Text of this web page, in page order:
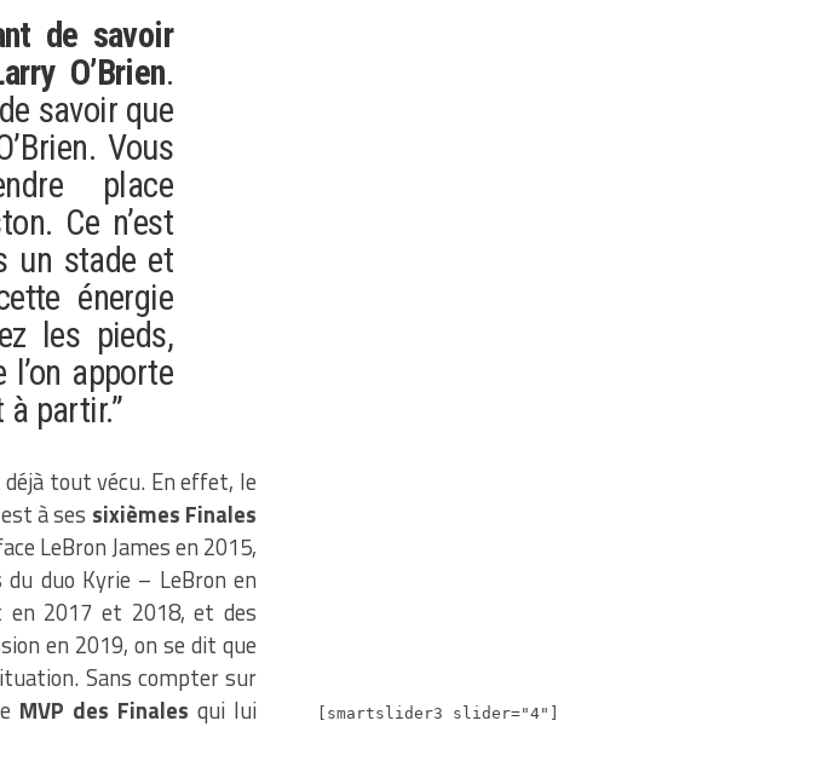
de savoir
O’Brien.
savoir que
Vous
place
Ce n’est
un stade et
énergie
les pieds,
apporte
à partir.”
tout vécu. En effet, le
à ses sixièmes Finales
LeBron James en 2015,
duo Kyrie – LeBron en
en 2017 et 2018, et des
en 2019, on se dit que
Sans compter sur
MVP des Finales qui lui
[smartslider3 slider="4"]